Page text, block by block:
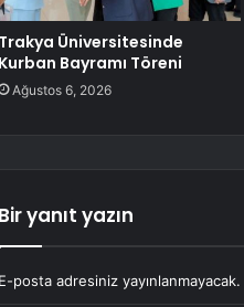
Trakya Üniversitesinde
Kurban Bayramı Töreni
Ağustos 6, 2026
Bir yanıt yazın
E-posta adresiniz yayınlanmayacak.